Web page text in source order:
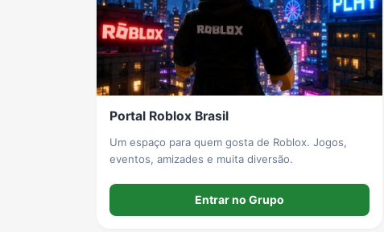
Portal Roblox Brasil
Um espaço para quem gosta de Roblox. Jogos,
eventos, amizades e muita diversão.
Entrar no Grupo